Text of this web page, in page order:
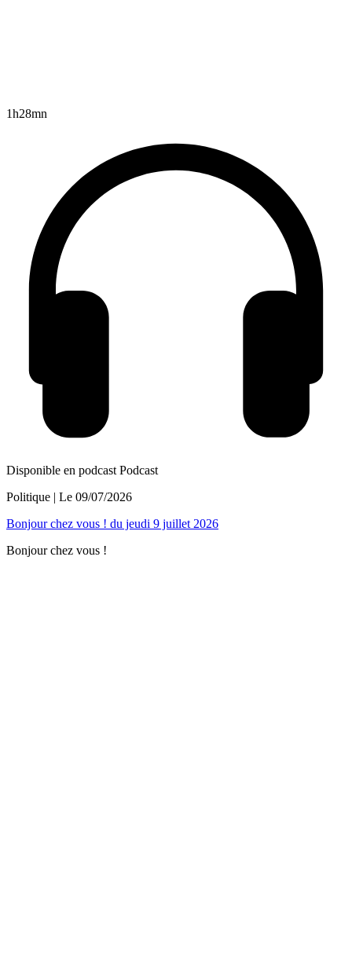
1h28mn
Disponible en podcast Podcast
Politique | Le 09/07/2026
Bonjour chez vous ! du jeudi 9 juillet 2026
Bonjour chez vous !